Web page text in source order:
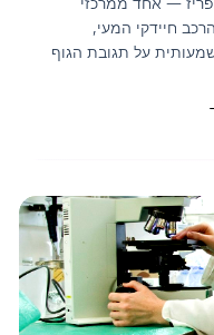
חיידקי המעי,
על תגובת הגוף
(בפירות יער,
מותססים —